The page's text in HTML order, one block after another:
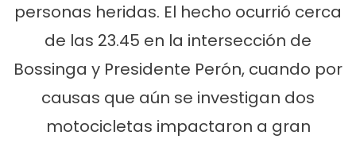
personas heridas. El hecho ocurrió cerca
de las 23.45 en la intersección de
Bossinga y Presidente Perón, cuando por
causas que aún se investigan dos
motocicletas impactaron a gran